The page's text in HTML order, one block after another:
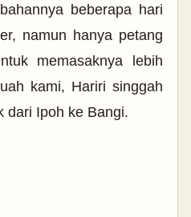
beberapa hari
namun hanya petang
memasaknya lebih
kami, Hariri singgah
dari Ipoh ke Bangi.